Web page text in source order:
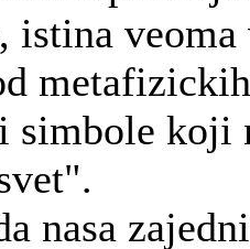
istina
simbole koji
nasa